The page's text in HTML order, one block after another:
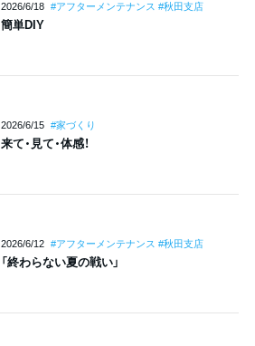
2026/6/18 #アフターメンテナンス #秋田支店
簡単DIY
2026/6/15 #家づくり
来て・見て・体感！
2026/6/12 #アフターメンテナンス #秋田支店
「終わらない夏の戦い」